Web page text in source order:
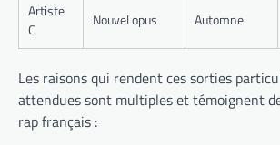
Artiste
C
Nouvel opus Automne
Les raisons qui rendent ces sorties
attendues sont multiples et témoignent
rap français :